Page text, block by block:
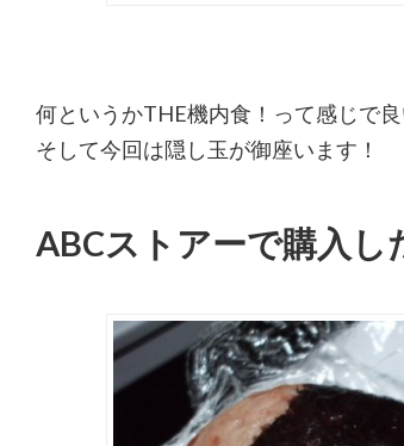
何というかTHE機内食！って感じで
そして今回は隠し玉が御座います！
ABCストアーで購入し